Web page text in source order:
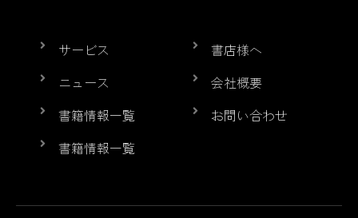
サービス
ニュース
書籍情報一覧
書籍情報一覧
書店様へ
会社概要
お問い合わせ